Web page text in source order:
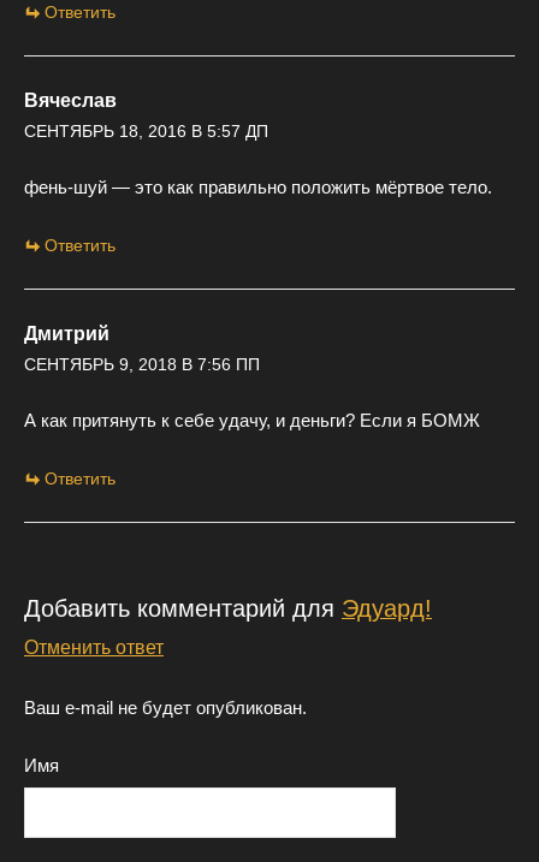
Ответить
Вячеслав
СЕНТЯБРЬ 18, 2016 В 5:57 ДП
фень-шуй — это как правильно положить мёртвое тело.
Ответить
Дмитрий
СЕНТЯБРЬ 9, 2018 В 7:56 ПП
А как притянуть к себе удачу, и деньги? Если я БОМЖ
Ответить
Добавить комментарий для Эдуард!
Отменить ответ
Ваш e-mail не будет опубликован.
Имя